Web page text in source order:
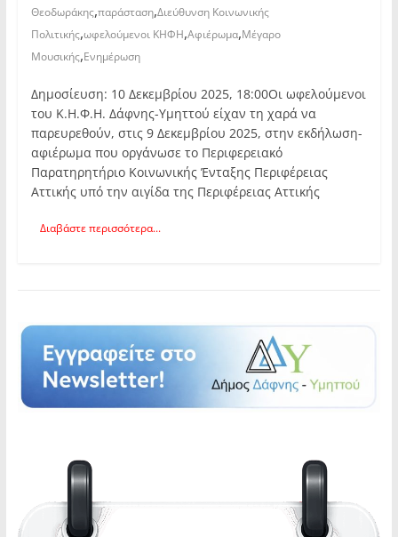
Θεοδωράκης,παράσταση,Διεύθυνση Κοινωνικής
Πολιτικής,ωφελούμενοι ΚΗΦΗ,Αφιέρωμα,Μέγαρο
Μουσικής,Ενημέρωση
Δημοσίευση: 10 Δεκεμβρίου 2025, 18:00Οι ωφελούμενοι
του Κ.Η.Φ.Η. Δάφνης-Υμηττού είχαν τη χαρά να
παρευρεθούν, στις 9 Δεκεμβρίου 2025, στην εκδήλωση-
αφιέρωμα που οργάνωσε το Περιφερειακό
Παρατηρητήριο Κοινωνικής Ένταξης Περιφέρειας
Αττικής υπό την αιγίδα της Περιφέρειας Αττικής
Διαβάστε περισσότερα...